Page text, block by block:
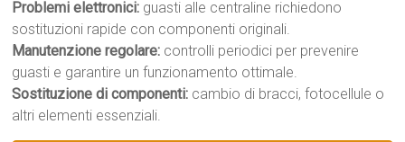
Problemi elettronici: guasti alle centraline richiedono
sostituzioni rapide con componenti originali.
Manutenzione regolare: controlli periodici per prevenire
guasti e garantire un funzionamento ottimale.
Sostituzione di componenti: cambio di bracci, fotocellule o
altri elementi essenziali.